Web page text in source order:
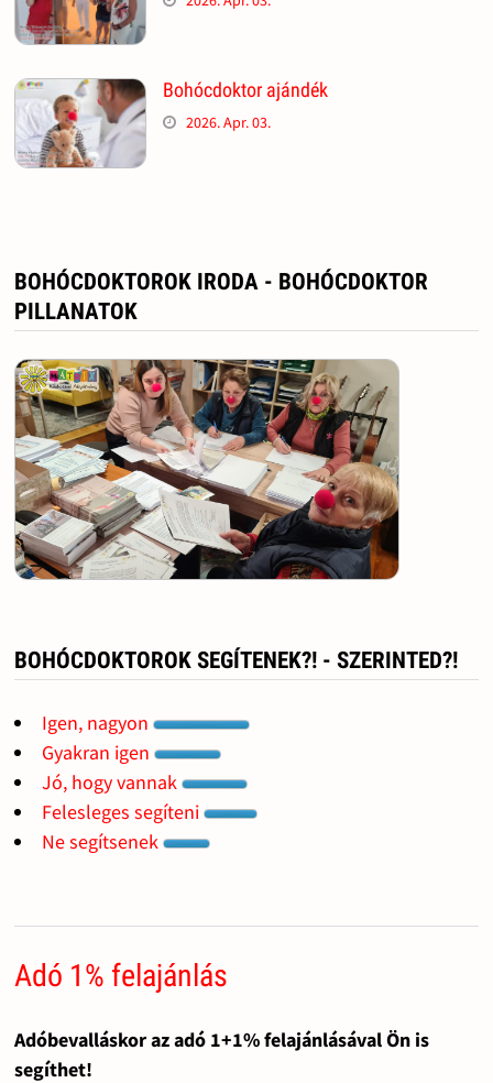
Bohócdoktor ajándék
2026. Apr. 03.
BOHÓCDOKTOROK IRODA - BOHÓCDOKTOR
PILLANATOK
BOHÓCDOKTOROK SEGÍTENEK?! - SZERINTED?!
Igen, nagyon
Gyakran igen
Jó, hogy vannak
Felesleges segíteni
Ne segítsenek
Adó 1% felajánlás
Adóbevalláskor az adó 1+1% felajánlásával Ön is
segíthet!